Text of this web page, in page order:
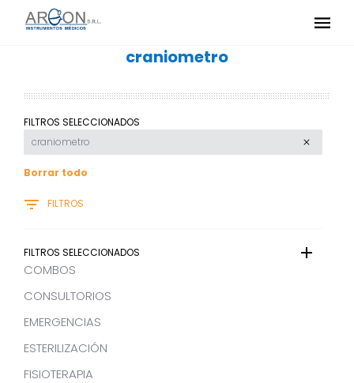
craniometro
FILTROS SELECCIONADOS
craniometro
Borrar todo
FILTROS
FILTROS SELECCIONADOS
COMBOS
CONSULTORIOS
EMERGENCIAS
ESTERILIZACIÓN
FISIOTERAPIA